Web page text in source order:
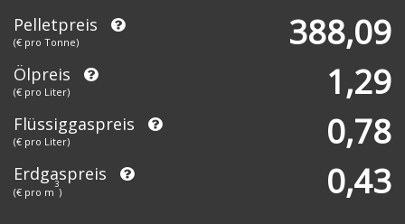
Pelletpreis
(€ pro Tonne) 388,09
Ölpreis
(€ pro Liter) 1,29
Flüssiggaspreis
(€ pro Liter) 0,78
Erdgaspreis
(€ pro m
3
) 0,43